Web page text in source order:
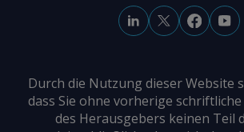
Durch die Nutzung dieser Website
dass Sie ohne vorherige
des Herausgebers keinen Teil